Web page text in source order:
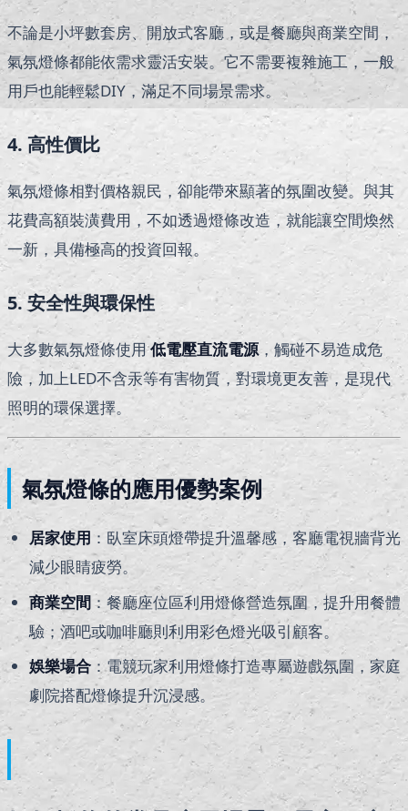
不論是小坪數套房、開放式客廳，或是餐廳與商業空間，
氣氛燈條都能依需求靈活安裝。它不需要複雜施工，一般
用戶也能輕鬆DIY，滿足不同場景需求。
4. 高性價比
氣氛燈條相對價格親民，卻能帶來顯著的氛圍改變。與其
花費高額裝潢費用，不如透過燈條改造，就能讓空間煥然
一新，具備極高的投資回報。
5. 安全性與環保性
大多數氣氛燈條使用低電壓直流電源，觸碰不易造成危
險，加上LED不含汞等有害物質，對環境更友善，是現代
照明的環保選擇。
氣氛燈條的應用優勢案例
居家使用 ：臥室床頭燈帶提升溫馨感，客廳電視牆背光
減少眼睛疲勞。
商業空間：餐廳座位區利用燈條營造氛圍，提升用餐體
驗；酒吧或咖啡廳則利用彩色燈光吸引顧客。
娛樂場合：電競玩家利用燈條打造專屬遊戲氛圍，家庭
劇院搭配燈條提升沉浸感。